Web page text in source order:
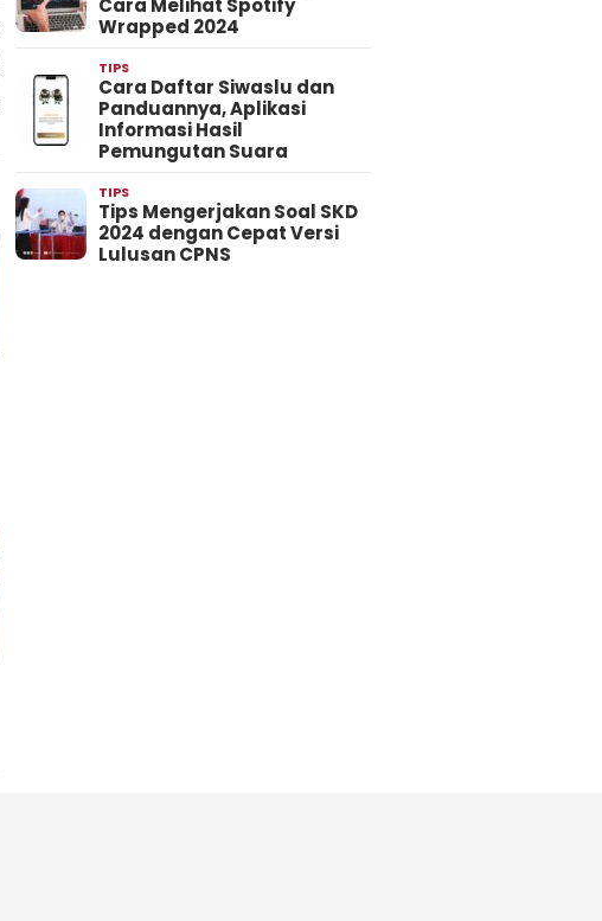
Cara Melihat Spotify
Wrapped 2024
TIPS
Cara Daftar Siwaslu dan
Panduannya, Aplikasi
Informasi Hasil
Pemungutan Suara
TIPS
Tips Mengerjakan Soal SKD
2024 dengan Cepat Versi
Lulusan CPNS